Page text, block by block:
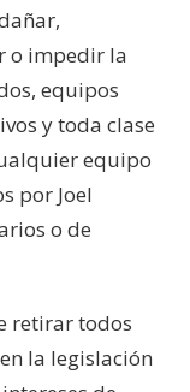
o impedir la
equipos
y toda clase
equipo
por Joel
o de
retirar todos
la legislación